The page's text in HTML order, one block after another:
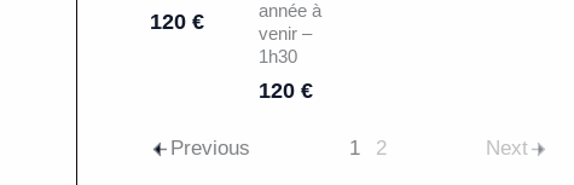
120 €
année à
venir –
1h30
120 €
Previous 1 2 Next